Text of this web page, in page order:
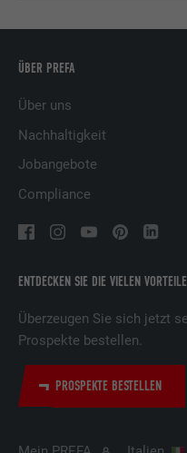
ENTDECKEN SIE DIE VIELEN
Überzeugen Sie sich jetzt
Prospekte bestellen.
PROSPEKTE BESTELLEN
ÜBER PREFA
Über uns
Nachhaltigkeit
Jobangebote
Compliance
Anbieter LinkedIn
Laufzeit
Zweck
LinkedIn
Name bscookie
Anbieter LinkedIn
Laufzeit 2 Jahre
Zweck
LinkedIn